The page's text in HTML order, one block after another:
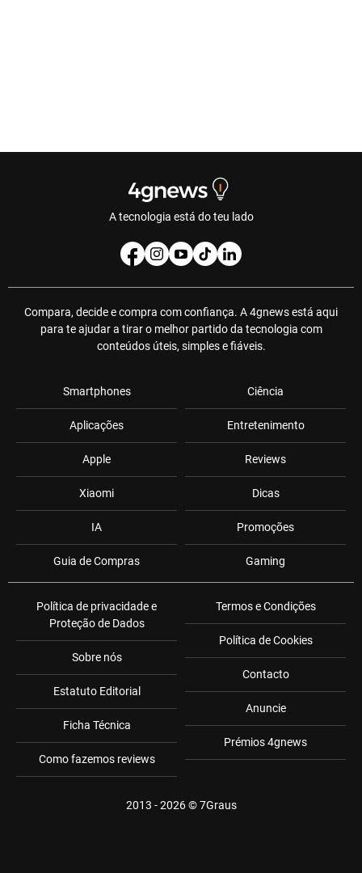
A tecnologia está do teu lado
Compara, decide e compra com confiança. A 4gnews está aqui
para te ajudar a tirar o melhor partido da tecnologia com
conteúdos úteis, simples e fiáveis.
Smartphones
Aplicações
Apple
Xiaomi
IA
Guia de Compras
Ciência
Entretenimento
Reviews
Dicas
Promoções
Gaming
Política de privacidade e
Proteção de Dados
Sobre nós
Estatuto Editorial
Ficha Técnica
Como fazemos reviews
Termos e Condições
Política de Cookies
Contacto
Anuncie
Prémios 4gnews
2013 - 2026 ©7Graus